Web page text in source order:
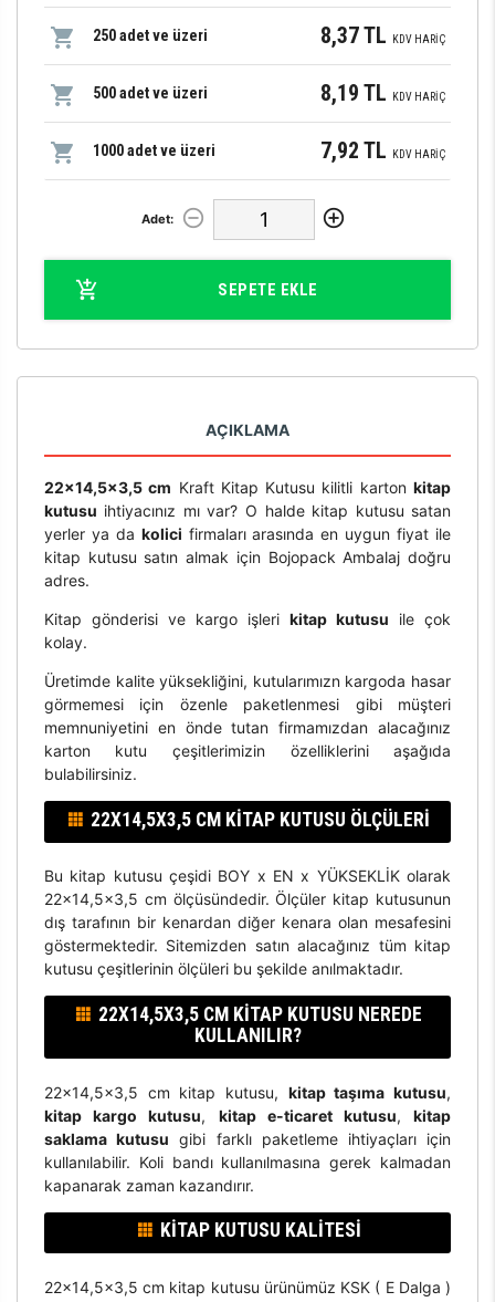
250 adet ve üzeri 8,37 TL KDV HARİÇ
500 adet ve üzeri 8,19 TL KDV HARİÇ
1000 adet ve üzeri 7,92 TL KDV HARİÇ
Adet:
SEPETE EKLE
AÇIKLAMA
22x14,5x3,5 cm Kraft Kitap Kutusu kilitli kartonkitap
kutusu ihtiyacınız mı var? O halde kitap kutusu satan
yerler ya da kolici firmaları arasında en uygun fiyat ile
kitap kutusu satın almak için Bojopack Ambalaj doğru
adres.
Kitap gönderisi ve kargo işlerikitap kutusu ile çok
kolay.
Üretimde kalite yüksekliğini, kutularımızn kargoda hasar
görmemesi için özenle paketlenmesi gibi müşteri
memnuniyetini en önde tutan firmamızdan alacağınız
karton kutu çeşitlerimizin özelliklerini aşağıda
bulabilirsiniz.
22X14,5X3,5 CM KITAP KUTUSU ÖLÇÜLERI
Bu kitap kutusu çeşidi BOY x EN x YÜKSEKLİK olarak
22x14,5x3,5 cm ölçüsündedir. Ölçüler kitap kutusunun
dış tarafının bir kenardan diğer kenara olan mesafesini
göstermektedir. Sitemizden satın alacağınız tüm kitap
kutusu çeşitlerinin ölçüleri bu şekilde anılmaktadır.
22X14,5X3,5 CM KITAP KUTUSU NEREDE
KULLANILIR?
22x14,5x3,5 cm kitap kutusu, kitap taşıma kutusu,
kitap kargo kutusu, kitap e-ticaret kutusu,kitap
saklama kutusu gibi farklı paketleme ihtiyaçları için
kullanılabilir. Koli bandı kullanılmasına gerek kalmadan
kapanarak zaman kazandırır.
KITAP KUTUSU KALITESI
22x14,5x3,5 cm kitap kutusu ürünümüz KSK ( E Dalga )